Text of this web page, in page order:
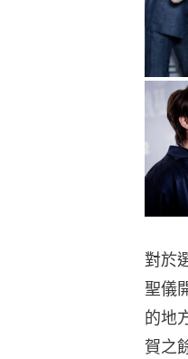
對於
聖儀
的地
賀之